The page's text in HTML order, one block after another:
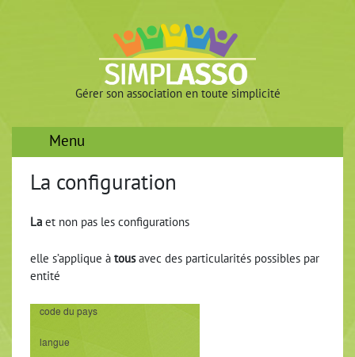
Gérer son association en toute simplicité
Menu
La configuration
Laet non pas les configurations
elle s’applique à tousavec des particularités possibles par
entité